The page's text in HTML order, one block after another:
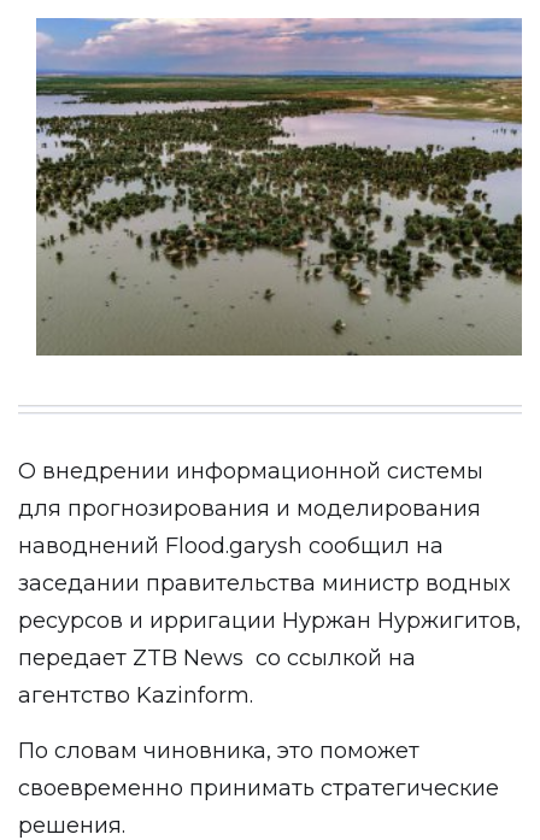
О внедрении информационной системы
для прогнозирования и моделирования
наводнений Flood.garysh сообщил на
заседании правительства министр водных
ресурсов и ирригации Нуржан Нуржигитов,
передает ZTB News со ссылкой на
агентство Kazinform.
По словам чиновника, это поможет
своевременно принимать стратегические
решения.